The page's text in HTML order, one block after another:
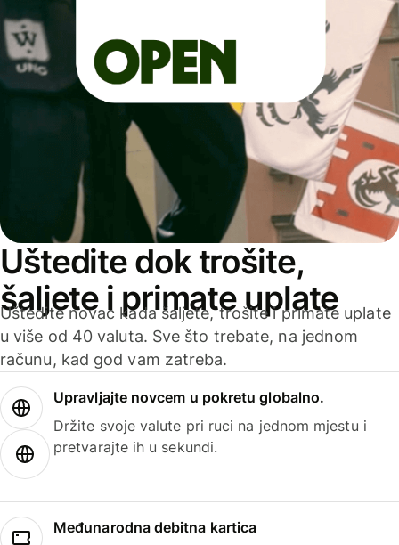
Uštedite dok trošite,
šaljete i primate uplate
Uštedite novac kada šaljete, trošite i primate uplate
u više od 40 valuta. Sve što trebate, na jednom
računu, kad god vam zatreba.
Upravljajte novcem u pokretu globalno.
Držite svoje valute pri ruci na jednom mjestu i
pretvarajte ih u sekundi.
Međunarodna debitna kartica